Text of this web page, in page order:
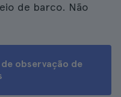
de barco. Não
observação de